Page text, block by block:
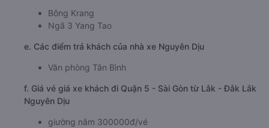
Bông Krang
Ngã 3 Yang Tao
e. Các điểm trả khách của nhà xe Nguyên Dịu
Văn phòng Tân Bình
f. Giá vé giá xe khách đi Quận 5 - Sài Gòn từ Lắk - Đắk Lắk
Nguyên Dịu
giường nằm 300000đ/vé